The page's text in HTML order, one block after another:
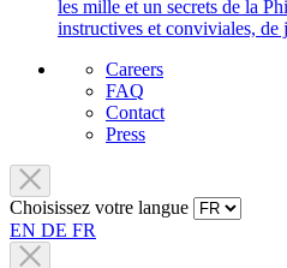
les mille et un secrets de la
instructives et conviviales, de
Careers
FAQ
Contact
Press
Choisissez votre langue
EN DE FR